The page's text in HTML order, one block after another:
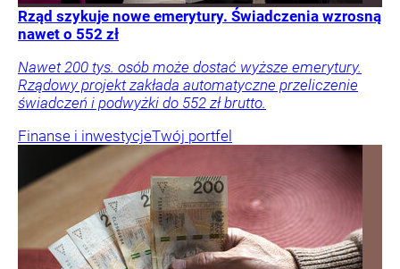
Rząd szykuje nowe emerytury. Świadczenia wzrosną
nawet o 552 zł
Nawet 200 tys. osób może dostać wyższe emerytury.
Rządowy projekt zakłada automatyczne przeliczenie
świadczeń i podwyżki do 552 zł brutto.
Finanse i inwestycjeTwój portfel